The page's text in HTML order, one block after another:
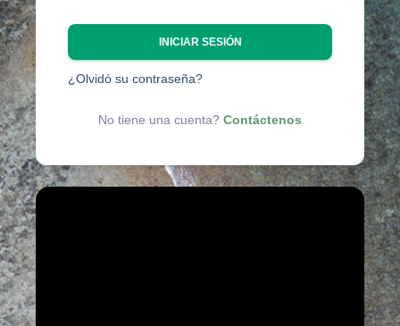
INICIAR SESIÓN
¿Olvidó su contraseña?
No tiene una cuenta? Contáctenos